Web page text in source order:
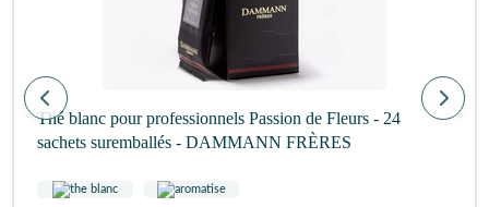
Thé blanc pour professionnels Passion de Fleurs - 24
sachets suremballés - DAMMANN FRÈRES